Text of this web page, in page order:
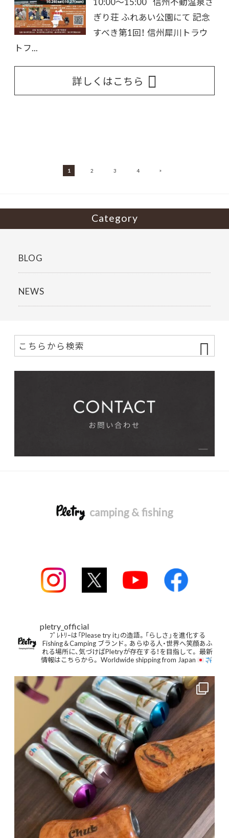
ぎり荘 ふれあい公園にて 記念
すべき第1回！ 信州犀川トラウ
トフ...
詳しくはこちら
1 2 3 4 »
Category
BLOG
NEWS
camping & fishing
pletry_official
ﾌﾟﾚﾄﾘｰは「Please try it」の造語。「らしさ」を進化する
Fishing＆Camping ブランド。あらゆる人・世界へ笑顔あふ
れる場所に、気づけばPletryが存在する！を目指して。 最新
情報はこちらから。 Worldwide shipping from Japan